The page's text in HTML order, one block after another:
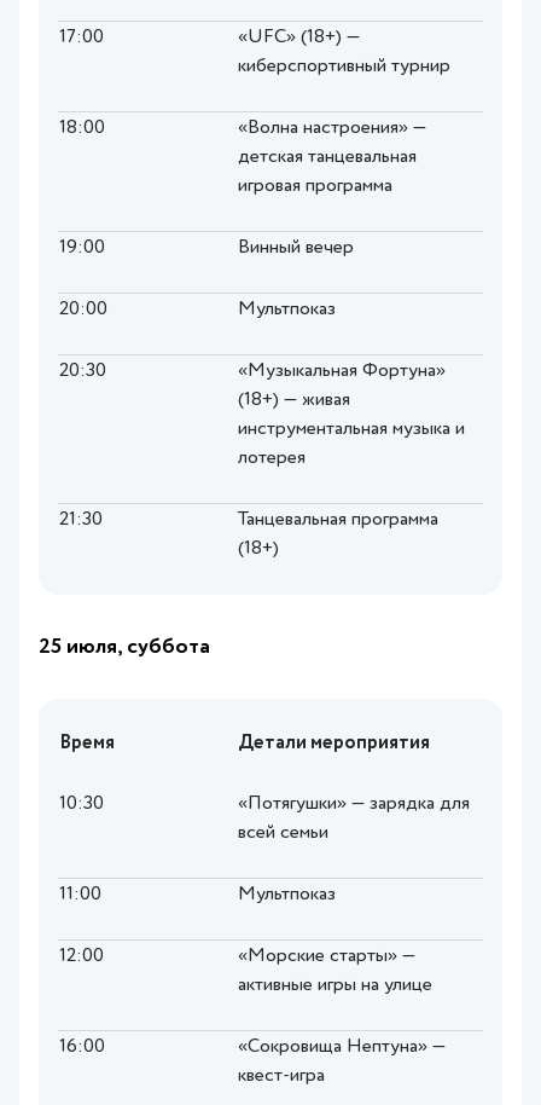
17:00
«UFC» (18+) —
киберспортивный турнир
18:00
«Волна настроения» —
детская танцевальная
игровая программа
19:00 Винный вечер
20:00 Мультпоказ
20:30
«Музыкальная Фортуна»
(18+) — живая
инструментальная музыка и
лотерея
21:30
Танцевальная программа
(18+)
25 июля, суббота
Время Детали мероприятия
10:30
«Потягушки» — зарядка для
всей семьи
11:00 Мультпоказ
12:00
«Морские старты» —
активные игры на улице
16:00
«Сокровища Нептуна» —
квест-игра